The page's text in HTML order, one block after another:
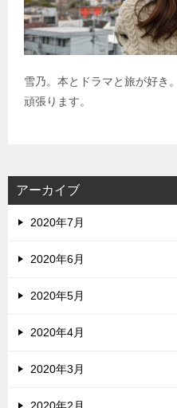
雪乃。本とドラマと旅が好き
頑張ります。
アーカイブ
2020年7月
2020年6月
2020年5月
2020年4月
2020年3月
2020年2月